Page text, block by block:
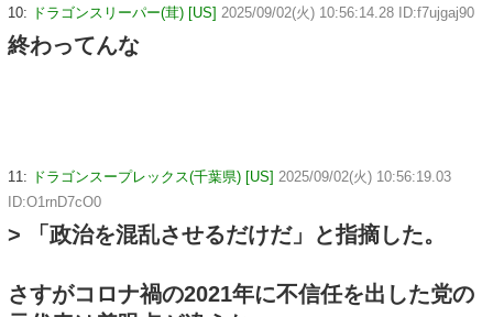
10: ドラゴンスリーパー(茸) [US] 2025/09/02(火) 10:56:14.28 ID:f7ujgaj90
終わってんな
11: ドラゴンスープレックス(千葉県) [US] 2025/09/02(火) 10:56:19.03
ID:O1rnD7cO0
> 「政治を混乱させるだけだ」と指摘した。
さすがコロナ禍の2021年に不信任を出した党の